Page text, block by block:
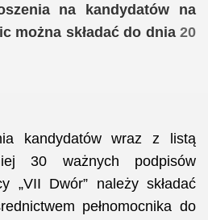
na kandydatów na
można składać do dnia 20
kandydatów wraz z listą
30 ważnych podpisów
„VII Dwór” należy składać
pełnomocnika do